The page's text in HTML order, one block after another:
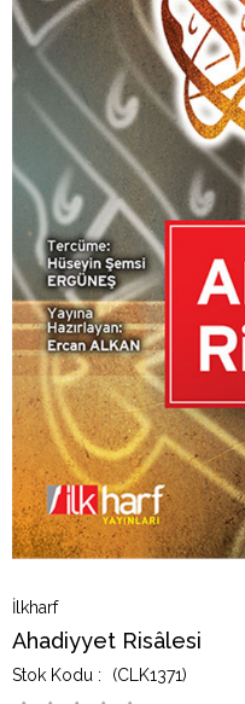
İlkharf
Ahadiyyet Risâlesi
(CLK1371)